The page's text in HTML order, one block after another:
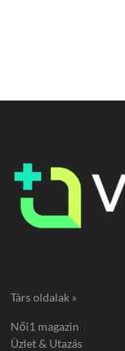
Társ oldalak »
Női1 magazin
Üzlet & Utazás